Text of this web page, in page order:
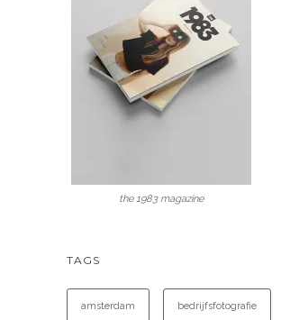
the 1983 magazine
TAGS
amsterdam bedrijfsfotografie